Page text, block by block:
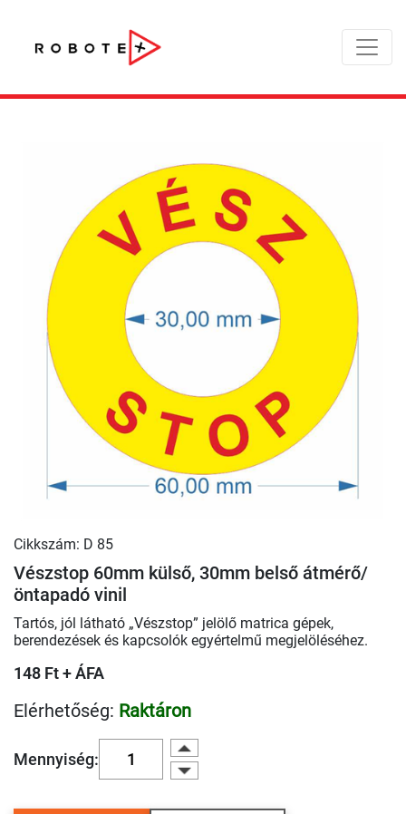
Cikkszám: D 85
Vészstop 60mm külső, 30mm belső átmérő/
öntapadó vinil
Tartós, jól látható „Vészstop” jelölő matrica gépek,
berendezések és kapcsolók egyértelmű megjelöléséhez.
148 Ft + ÁFA
Elérhetőség: Raktáron
Mennyiség: